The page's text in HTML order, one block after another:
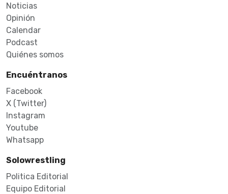
Noticias
Opinión
Calendar
Podcast
Quiénes somos
Encuéntranos
Facebook
X (Twitter)
Instagram
Youtube
Whatsapp
Solowrestling
Politica Editorial
Equipo Editorial